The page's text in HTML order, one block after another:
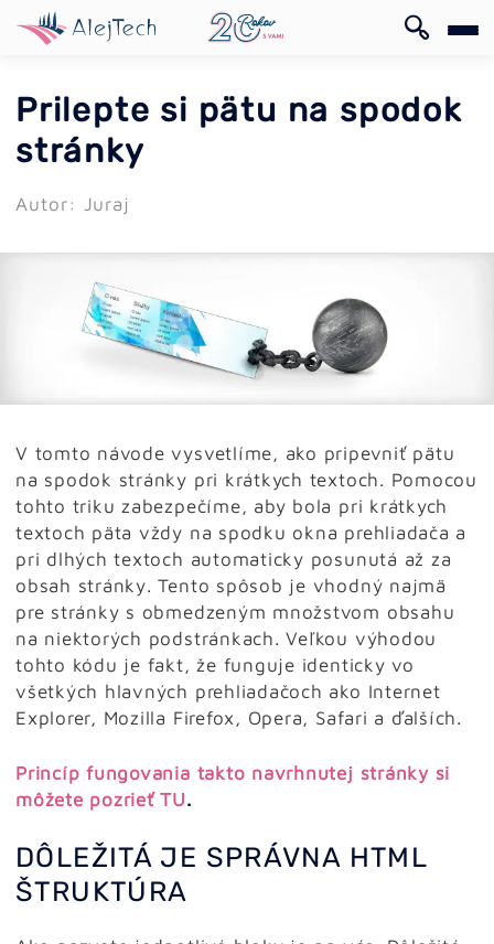
EN
Prilepte si pätu na spodok
stránky
Autor: Juraj
V tomto návode vysvetlíme, ako pripevniť pätu
na spodok stránky pri krátkych textoch. Pomocou
tohto triku zabezpečíme, aby bola pri krátkych
textoch päta vždy na spodku okna prehliadača a
pri dlhých textoch automaticky posunutá až za
obsah stránky. Tento spôsob je vhodný najmä
pre stránky s obmedzeným množstvom obsahu
na niektorých podstránkach. Veľkou výhodou
tohto kódu je fakt, že funguje identicky vo
všetkých hlavných prehliadačoch ako Internet
Explorer, Mozilla Firefox, Opera, Safari a ďalších.
Princíp fungovania takto navrhnutej stránky si
môžete pozrieť TU.
DÔLEŽITÁ JE SPRÁVNA HTML
ŠTRUKTÚRA